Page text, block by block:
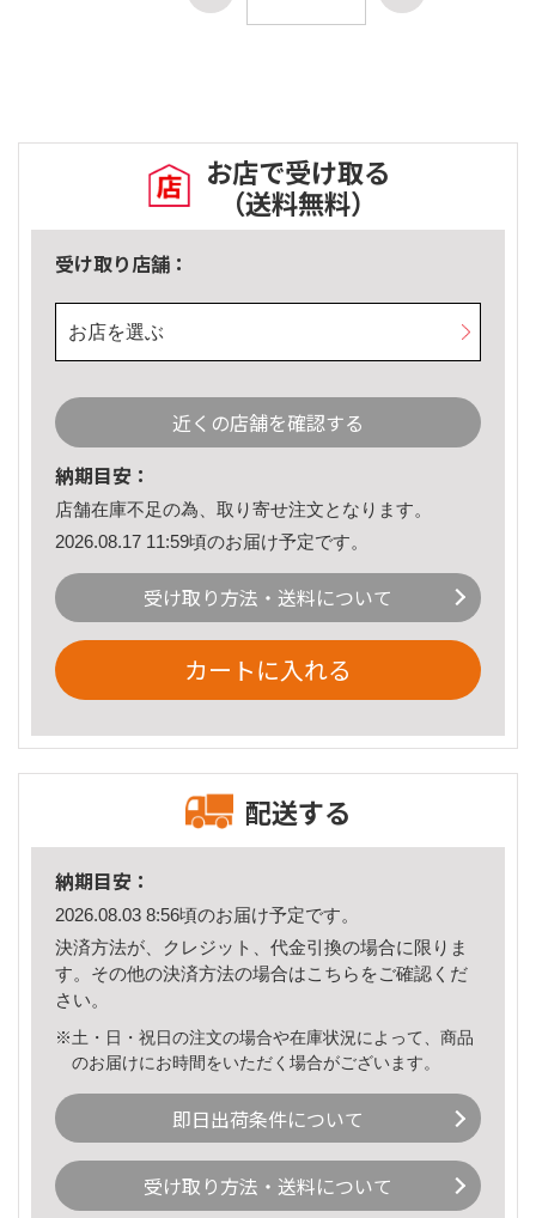
お店で受け取る
（送料無料）
受け取り店舗：
お店を選ぶ
近くの店舗を確認する
納期目安：
店舗在庫不足の為、取り寄せ注文となります。
2026.08.17 11:59頃のお届け予定です。
受け取り方法・送料について
カートに入れる
配送する
納期目安：
2026.08.03 8:56頃のお届け予定です。
決済方法が、クレジット、代金引換の場合に限りま
す。その他の決済方法の場合はこちら をご確認くだ
さい。
※土・日・祝日の注文の場合や在庫状況によって、商品
のお届けにお時間をいただく場合がございます。
即日出荷条件について
受け取り方法・送料について